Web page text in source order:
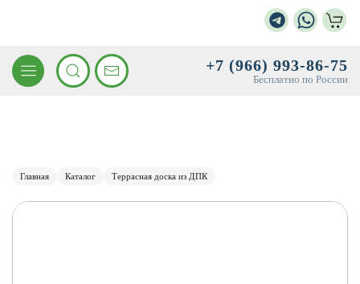
+7 (966) 993-86-75
Бесплатно по России
Главная Каталог Террасная доска из ДПК